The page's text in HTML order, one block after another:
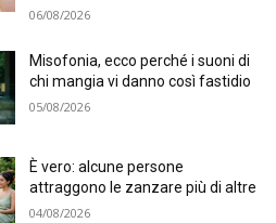
06/08/2026
Misofonia, ecco perché i suoni di
chi mangia vi danno così fastidio
05/08/2026
È vero: alcune persone
attraggono le zanzare più di altre
04/08/2026